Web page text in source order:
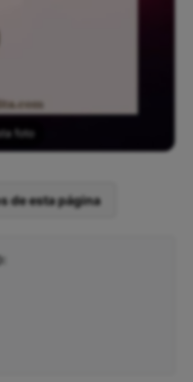
foto
de esta página